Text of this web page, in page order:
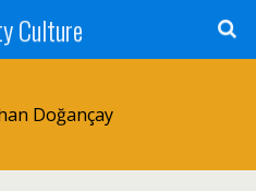
Culture
Doğançay